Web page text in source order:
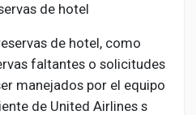
de hotel
de hotel, como
faltantes o solicitudes
manejados por el equipo
de United Airlines s